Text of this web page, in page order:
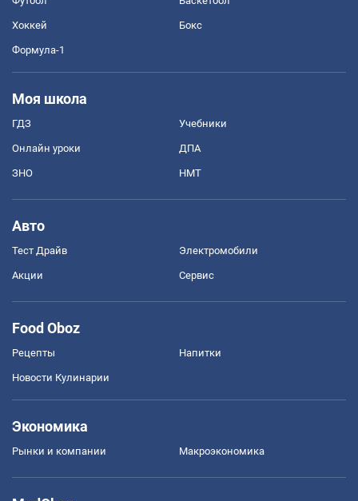
Хоккей Бокс
Формула-1
Моя школа
ГДЗ Учебники
Онлайн уроки ДПА
ЗНО НМТ
Авто
Тест Драйв Электромобили
Акции Сервис
Food Oboz
Рецепты Напитки
Новости Кулинарии
Экономика
Рынки и компании Mакроэкономика